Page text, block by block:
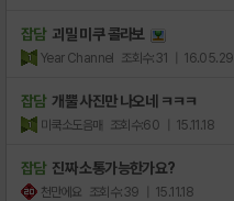
잡담 괴밀 미쿠 콜라보
Year Channel 조회수:31 | 16.05.29
잡담 개뿔 사진만 나오네 ㅋㅋㅋ
미쿡소도음매 조회수:60 | 15.11.18
잡담 진짜 소통가능한가요?
천만에요 조회수:39 | 15.11.18